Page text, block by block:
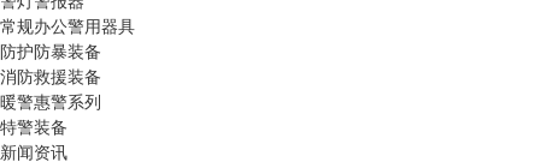
常规办公警用器具
防护防暴装备
消防救援装备
暖警惠警系列
特警装备
新闻资讯